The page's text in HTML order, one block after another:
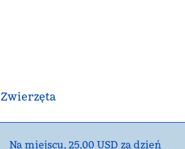
Zwierzęta
Na miejscu, 25,00 USD za dzień